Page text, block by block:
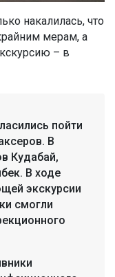
накалилась, что
мерам, а
– в
пойти
В
Кудабай,
В ходе
экскурсии
смогли